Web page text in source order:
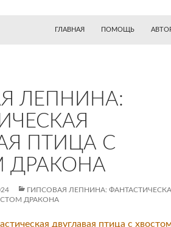
ГЛАВНАЯ ПОМОЩЬ
ЛЕПНИНА:
ПТИЦА С
ДРАКОНА
ГИПСОВАЯ ЛЕПНИНА:
ДРАКОНА